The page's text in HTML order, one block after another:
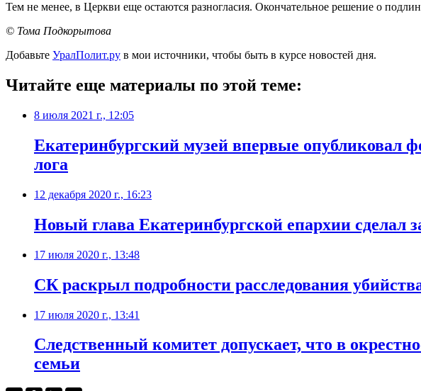
Тем не менее, в Церкви еще остаются разногласия. Окончательное решение о
© Тома Подкорытова
Добавьте УралПолит.ру в мои источники, чтобы быть в курсе новостей дня.
Читайте еще материалы по этой теме:
8 июля 2021 г., 12:05
Екатеринбургский музей впервые опубликовал
лога
12 декабря 2020 г., 16:23
Новый глава Екатеринбургской епархии сделал
17 июля 2020 г., 13:48
СК раскрыл подробности расследования
17 июля 2020 г., 13:41
Следственный комитет допускает, что в
семьи